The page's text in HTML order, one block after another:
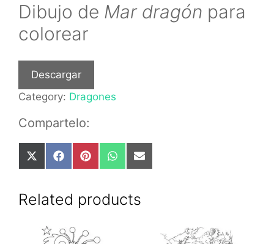
Dibujo de Mar dragón para
colorear
Descargar
Category: Dragones
Compartelo:
Share
on
(Twitter)
Share
on
Share
on
Share
on
Share
on
Related products